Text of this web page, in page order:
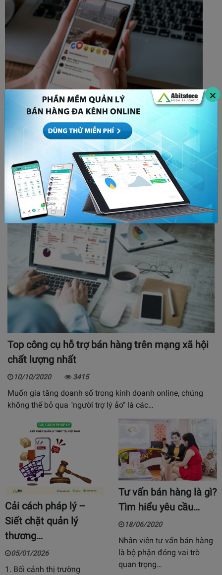
×
Bóp tương tác là gì? Cách để x5 tương tác bất
chấp thuật toán Facebook
MARKETING
Top công cụ hỗ trợ bán hàng trên mạng xã hội
chất lượng nhất
10/10/2020 3415
Muốn gia tăng doanh số trong kinh doanh online, chúng
không thể bỏ qua "người trợ lý ảo" là các…
Cải cách pháp lý –
Siết chặt quản lý
thương…
05/01/2026
1. Bối cảnh thị trường
Tư vấn bán hàng là gì?
Tìm hiểu yêu cầu…
18/06/2020
Nhân viên tư vấn bán hàng
là bộ phận đóng vai trò
quan trọng…